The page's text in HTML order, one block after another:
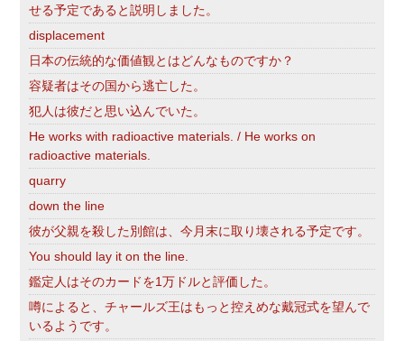
せる予定であると説明しました。
displacement
日本の伝統的な価値観とはどんなものですか？
容疑者はその国から逃亡した。
犯人は彼だと思い込んでいた。
He works with radioactive materials. / He works on
radioactive materials.
quarry
down the line
彼が父親を殺した別館は、今月末に取り壊される予定です。
You should lay it on the line.
鑑定人はそのカードを1万ドルと評価した。
噂によると、チャールズ王はもっと控えめな戴冠式を望んで
いるようです。